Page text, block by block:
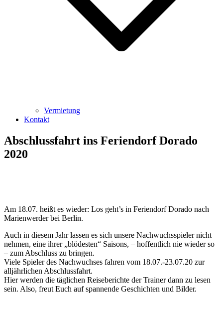
Vermietung
Kontakt
Abschlussfahrt ins Feriendorf Dorado
2020
Am 18.07. heißt es wieder: Los geht’s in Feriendorf Dorado nach
Marienwerder bei Berlin.
Auch in diesem Jahr lassen es sich unsere Nachwuchsspieler nicht
nehmen, eine ihrer „blödesten“ Saisons, – hoffentlich nie wieder so
– zum Abschluss zu bringen.
Viele Spieler des Nachwuchses fahren vom 18.07.-23.07.20 zur
alljährlichen Abschlussfahrt.
Hier werden die täglichen Reiseberichte der Trainer dann zu lesen
sein. Also, freut Euch auf spannende Geschichten und Bilder.